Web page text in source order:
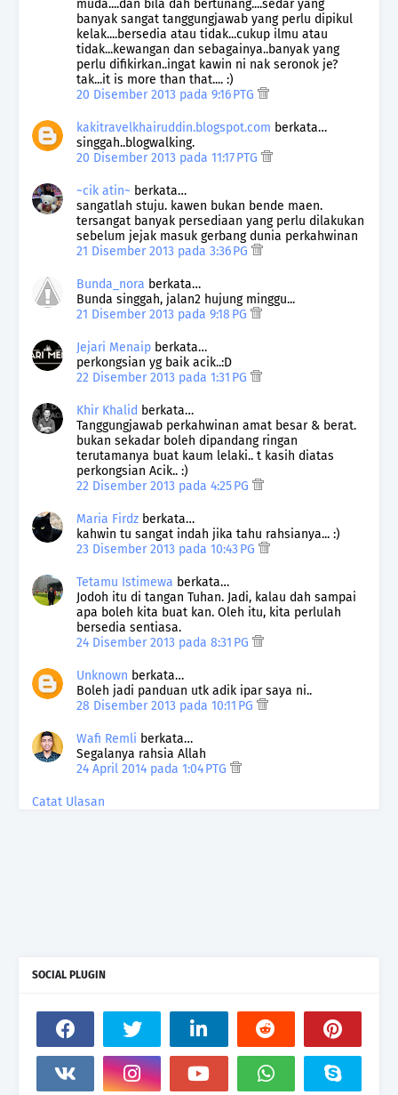
muda....dan bila dah bertunang....sedar yang
banyak sangat tanggungjawab yang perlu dipikul
kelak....bersedia atau tidak...cukup ilmu atau
tidak...kewangan dan sebagainya..banyak yang
perlu difikirkan..ingat kawin ni nak seronok je?
tak...it is more than that.... :)
20 Disember 2013 pada 9:16 PTG
kakitravelkhairuddin.blogspot.com berkata…
singgah..blogwalking.
20 Disember 2013 pada 11:17 PTG
~cik atin~ berkata…
sangatlah stuju. kawen bukan bende maen.
tersangat banyak persediaan yang perlu dilakukan
sebelum jejak masuk gerbang dunia perkahwinan
21 Disember 2013 pada 3:36 PG
Bunda_nora berkata…
Bunda singgah, jalan2 hujung minggu...
21 Disember 2013 pada 9:18 PG
Jejari Menaip berkata…
perkongsian yg baik acik..:D
22 Disember 2013 pada 1:31 PG
Khir Khalid berkata…
Tanggungjawab perkahwinan amat besar & berat.
bukan sekadar boleh dipandang ringan
terutamanya buat kaum lelaki.. t kasih diatas
perkongsian Acik.. :)
22 Disember 2013 pada 4:25 PG
Maria Firdz berkata…
kahwin tu sangat indah jika tahu rahsianya... :)
23 Disember 2013 pada 10:43 PG
Tetamu Istimewa berkata…
Jodoh itu di tangan Tuhan. Jadi, kalau dah sampai
apa boleh kita buat kan. Oleh itu, kita perlulah
bersedia sentiasa.
24 Disember 2013 pada 8:31 PG
Unknown berkata…
Boleh jadi panduan utk adik ipar saya ni..
28 Disember 2013 pada 10:11 PG
Wafi Remli berkata…
Segalanya rahsia Allah
24 April 2014 pada 1:04 PTG
Catat Ulasan
SOCIAL PLUGIN